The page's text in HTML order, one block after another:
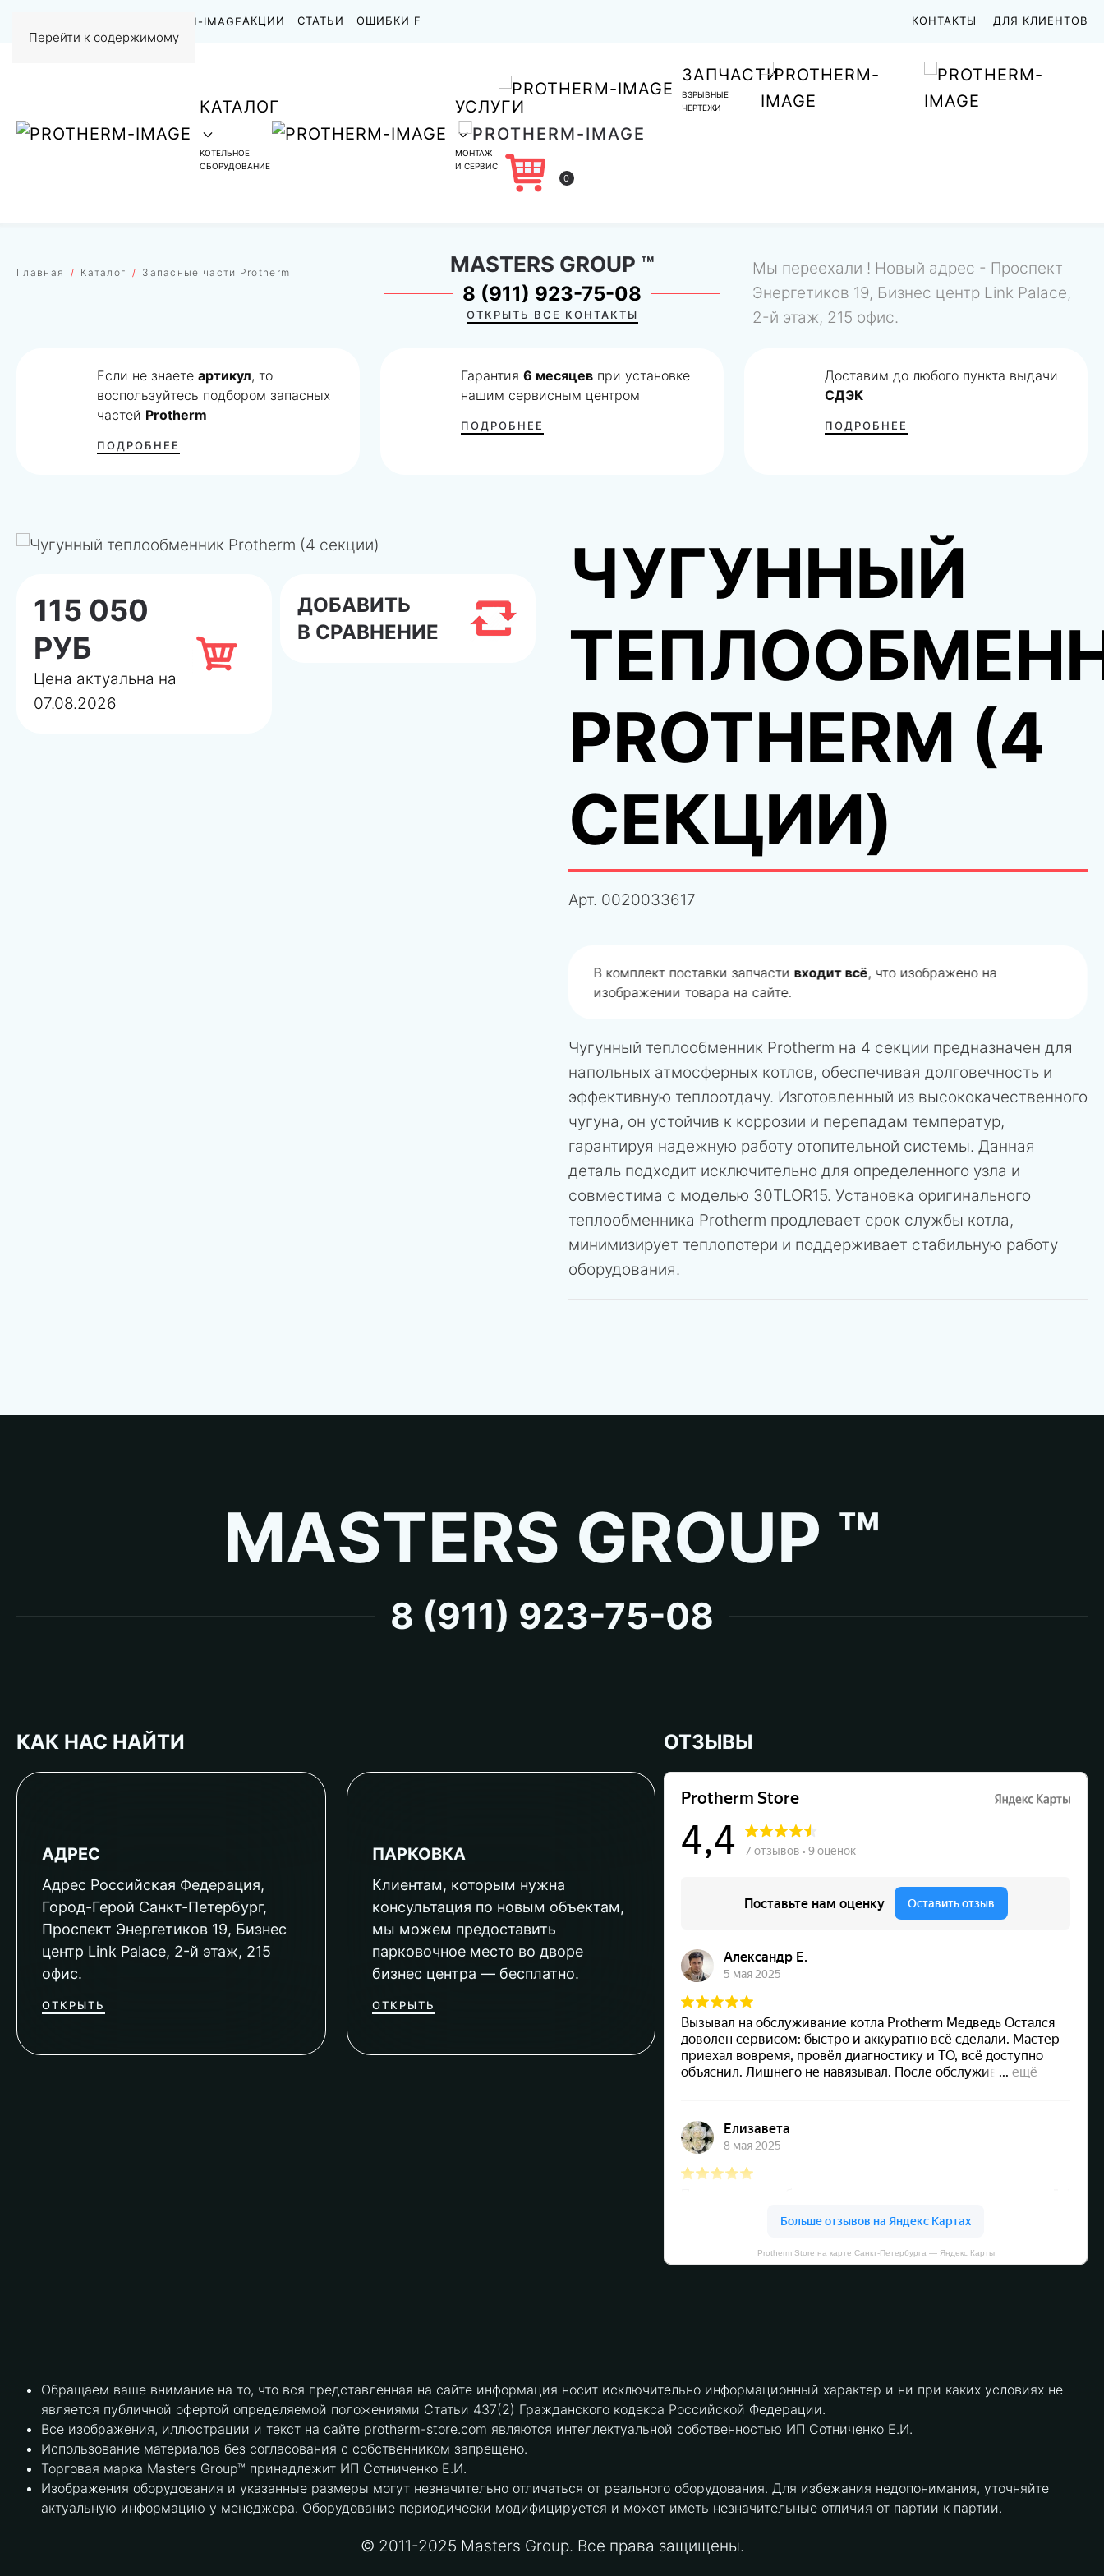
Перейти к содержимому
АКЦИИ СТАТЬИ ОШИБКИ F КОНТАКТЫ ДЛЯ КЛИЕНТОВ
КАТАЛОГ
КОТЕЛЬНОЕ
ОБОРУДОВАНИЕ
УСЛУГИ
МОНТАЖ
И СЕРВИС
ЗАПЧАСТИ
ВЗРЫВНЫЕ
ЧЕРТЕЖИ
0
Главная Каталог Запасные части Protherm MASTERS GROUP ™
8 (911) 923-75-08
ОТКРЫТЬ ВСЕ КОНТАКТЫ
Мы переехали ! Новый адрес - Проспект
Энергетиков 19, Бизнес центр Link Palace,
2-й этаж, 215 офис.
Если не знаетеартикул, то
воспользуйтесь подбором запасных
частей Protherm
ПОДРОБНЕЕ
Гарантия6 месяцев при установке
нашим сервисным центром
ПОДРОБНЕЕ
Доставим до любого пункта выдачи
СДЭК
ПОДРОБНЕЕ
115 050
РУБ
Цена актуальна на
07.08.2026
ДОБАВИТЬ
В СРАВНЕНИЕ
ЧУГУННЫЙ
PROTHERM (4
СЕКЦИИ)
Арт. 0020033617
В комплект поставки запчасти входит всё, что изображено на
изображении товара на сайте.
Чугунный теплообменник Protherm на 4 секции предназначен для
напольных атмосферных котлов, обеспечивая долговечность и
эффективную теплоотдачу. Изготовленный из высококачественного
чугуна, он устойчив к коррозии и перепадам температур,
гарантируя надежную работу отопительной системы. Данная
деталь подходит исключительно для определенного узла и
совместима с моделью 30TLOR15. Установка оригинального
теплообменника Protherm продлевает срок службы котла,
минимизирует теплопотери и поддерживает стабильную работу
оборудования.
MASTERS GROUP ™
8 (911) 923-75-08
КАК НАС НАЙТИ
АДРЕС
Адрес Российская Федерация,
Город-Герой Санкт-Петербург,
Проспект Энергетиков 19, Бизнес
центр Link Palace, 2-й этаж, 215
офис.
ОТКРЫТЬ
ПАРКОВКА
Клиентам, которым нужна
консультация по новым объектам,
мы можем предоставить
парковочное место во дворе
бизнес центра — бесплатно.
ОТКРЫТЬ
ОТЗЫВЫ
Protherm Store на карте Санкт‑Петербурга — Яндекс Карты
Обращаем ваше внимание на то, что вся представленная на сайте информация носит исключительно информационный характер и ни при каких условиях не
является публичной офертой определяемой положениями Статьи 437(2) Гражданского кодекса Российской Федерации.
Все изображения, иллюстрации и текст на сайте protherm-store.com являются интеллектуальной собственностью ИП Сотниченко Е.И.
Использование материалов без согласования с собственником запрещено.
Торговая марка Masters Group™ принадлежит ИП Сотниченко Е.И.
Изображения оборудования и указанные размеры могут незначительно отличаться от реального оборудования. Для избежания недопонимания, уточняйте
актуальную информацию у менеджера. Оборудование периодически модифицируется и может иметь незначительные отличия от партии к партии.
© 2011-2025 Masters Group. Все права защищены.